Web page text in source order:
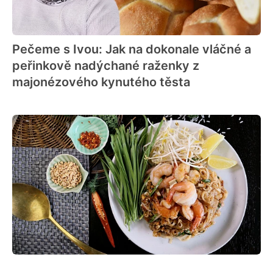
Pečeme s Ivou: Jak na dokonale vláčné a
peřinkově nadýchané raženky z
majonézového kynutého těsta